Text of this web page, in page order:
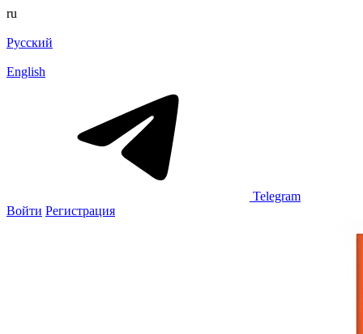
ru
Русский
English
Telegram
Войти Регистрация